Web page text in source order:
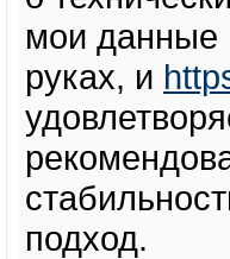
мои данные
руках, и
подход.